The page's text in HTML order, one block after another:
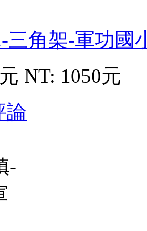
三角架-軍功國
NT: 1050元
論